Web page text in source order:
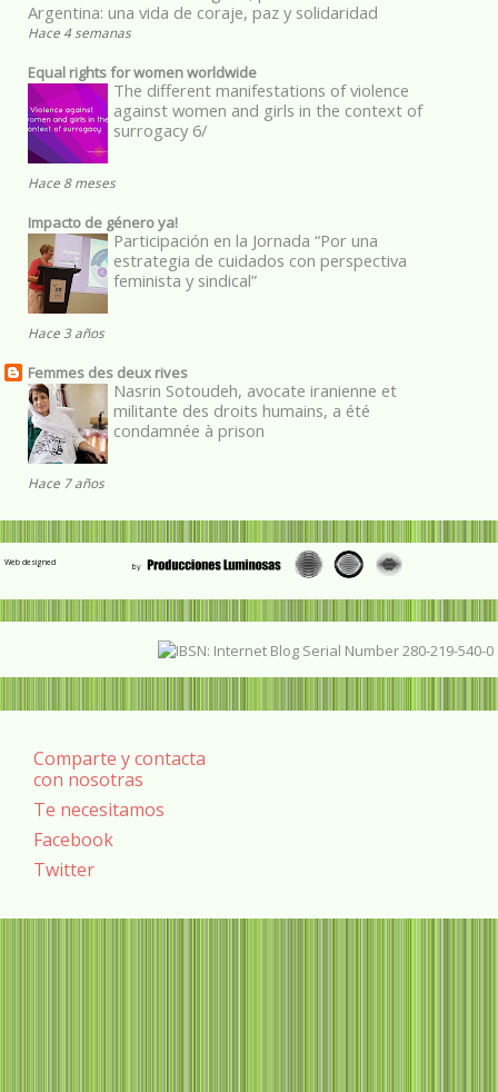
Argentina: una vida de coraje, paz y solidaridad
Hace 4 semanas
Equal rights for women worldwide
The different manifestations of violence
against women and girls in the context of
surrogacy 6/
Hace 8 meses
Impacto de género ya!
Participación en la Jornada “Por una
estrategia de cuidados con perspectiva
feminista y sindical”
Hace 3 años
Femmes des deux rives
Nasrin Sotoudeh, avocate iranienne et
militante des droits humains, a été
condamnée à prison
Hace 7 años
Web designed
Comparte y contacta
con nosotras
Te necesitamos
Facebook
Twitter